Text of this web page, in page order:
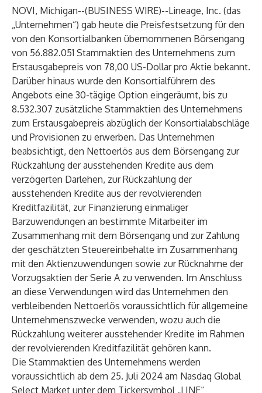
NOVI, Michigan--(BUSINESS WIRE)--Lineage, Inc. (das
„Unternehmen“) gab heute die Preisfestsetzung für den
von den Konsortialbanken übernommenen Börsengang
von 56.882.051 Stammaktien des Unternehmens zum
Erstausgabepreis von 78,00 US-Dollar pro Aktie bekannt.
Darüber hinaus wurde den Konsortialführern des
Angebots eine 30-tägige Option eingeräumt, bis zu
8.532.307 zusätzliche Stammaktien des Unternehmens
zum Erstausgabepreis abzüglich der Konsortialabschläge
und Provisionen zu erwerben. Das Unternehmen
beabsichtigt, den Nettoerlös aus dem Börsengang zur
Rückzahlung der ausstehenden Kredite aus dem
verzögerten Darlehen, zur Rückzahlung der
ausstehenden Kredite aus der revolvierenden
Kreditfazilität, zur Finanzierung einmaliger
Barzuwendungen an bestimmte Mitarbeiter im
Zusammenhang mit dem Börsengang und zur Zahlung
der geschätzten Steuereinbehalte im Zusammenhang
mit den Aktienzuwendungen sowie zur Rücknahme der
Vorzugsaktien der Serie A zu verwenden. Im Anschluss
an diese Verwendungen wird das Unternehmen den
verbleibenden Nettoerlös voraussichtlich für allgemeine
Unternehmenszwecke verwenden, wozu auch die
Rückzahlung weiterer ausstehender Kredite im Rahmen
der revolvierenden Kreditfazilität gehören kann.
Die Stammaktien des Unternehmens werden
voraussichtlich ab dem 25. Juli 2024 am Nasdaq Global
Select Market unter dem Tickersymbol „LINE“